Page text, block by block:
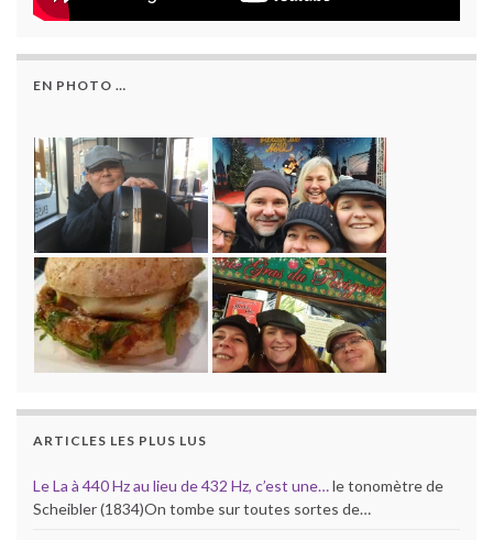
EN PHOTO …
ARTICLES LES PLUS LUS
Le La à 440 Hz au lieu de 432 Hz, c’est une…le tonomètre de
Scheibler (1834)On tombe sur toutes sortes de…